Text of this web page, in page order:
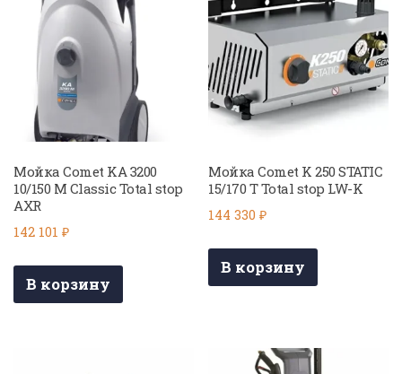
Мойка Comet KA 3200
10/150 M Classic Total stop
AXR
142 101 ₽
В корзину
Мойка Comet K 250 STATIC
15/170 T Total stop LW-K
144 330₽
В корзину